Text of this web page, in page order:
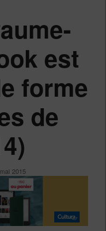
est
forme
de
2015